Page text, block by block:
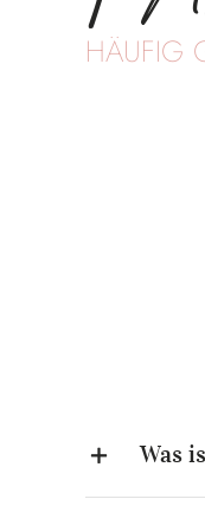
HÄUFIG
Was